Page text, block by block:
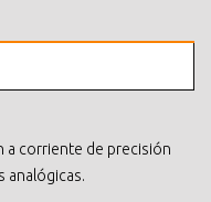
a corriente de precisión
analógicas.